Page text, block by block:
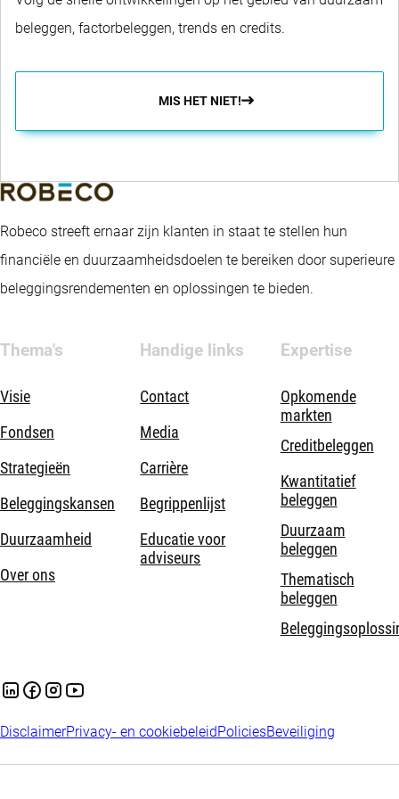
structurele voorkeur voor het hoger gewaardeerde segment
binnen high yield. Performance drivers zijn de top-
downbetapositionering en de bottom-upissuerselectie. Het
maatschappij (environmental and social; E&S) volgens Artikel 8
integreert duurzaamheidsrisico's in het beleggingsproces en
past Robeco's beleid voor goed ondernemingsbestuur toe. Het
fonds hanteert duurzaamheidsindicatoren, waaronder, maar
en regio's, en engagement.
beleggen, factorbeleggen, trends en credits.
MIS HET NIET!
Robeco streeft ernaar zijn klanten in staat te stellen hun
financiële en duurzaamheidsdoelen te bereiken door superieure
beleggingsrendementen en oplossingen te bieden.
Thema's
Visie
Fondsen
Strategieën
Beleggingskansen
Duurzaamheid
Over ons
Handige links
Contact
Media
Carrière
Begrippenlijst
Educatie voor
adviseurs
Expertise
Opkomende
markten
Creditbeleggen
Kwantitatief
beleggen
Duurzaam
beleggen
Thematisch
beleggen
DisclaimerPrivacy- en cookiebeleid PoliciesBeveiliging